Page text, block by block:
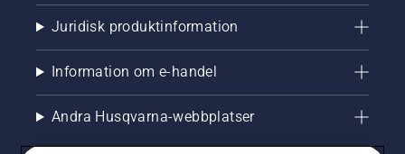
Juridisk produktinformation
Information om e-handel
Andra Husqvarna-webbplatser